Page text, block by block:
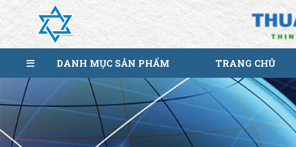
DANH MỤC SẢN PHẨM TRANG CHỦ